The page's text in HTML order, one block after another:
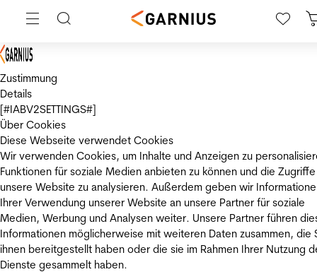
Zustimmung
Details
[#IABV2SETTINGS#]
Über Cookies
Diese Webseite verwendet Cookies
Wir verwenden Cookies, um Inhalte und Anzeigen zu
Funktionen für soziale Medien anbieten zu können und die
unsere Website zu analysieren. Außerdem geben wir
Ihrer Verwendung unserer Website an unsere Partner für soziale
Medien, Werbung und Analysen weiter. Unsere Partner führen
Informationen möglicherweise mit weiteren Daten zusammen, die
ihnen bereitgestellt haben oder die sie im Rahmen Ihrer Nutzung
Dienste gesammelt haben.